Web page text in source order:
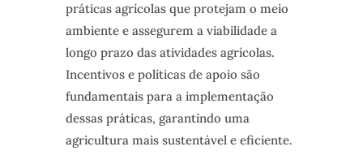
práticas agrícolas que protejam o meio
ambiente e assegurem a viabilidade a
longo prazo das atividades agrícolas.
Incentivos e políticas de apoio são
fundamentais para a implementação
dessas práticas, garantindo uma
agricultura mais sustentável e eficiente.